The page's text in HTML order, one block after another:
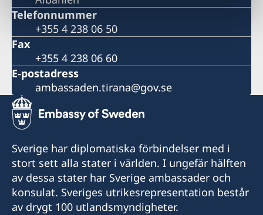
Telefonnummer
+355 4 238 06 50
Fax
+355 4 238 06 60
E-postadress
ambassaden.tirana@gov.se
Sverige har diplomatiska förbindelser med i
stort sett alla stater i världen. I ungefär hälften
av dessa stater har Sverige ambassader och
konsulat. Sveriges utrikesrepresentation består
av drygt 100 utlandsmyndigheter.